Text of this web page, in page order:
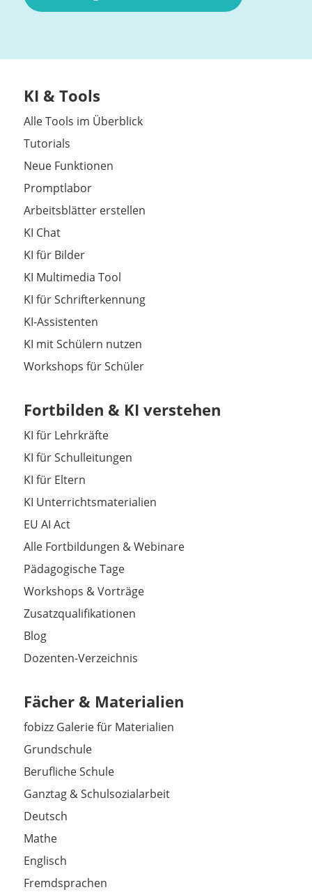
KI & Tools
Alle Tools im Überblick
Tutorials
Neue Funktionen
Promptlabor
Arbeitsblätter erstellen
KI Chat
KI für Bilder
KI Multimedia Tool
KI für Schrifterkennung
KI-Assistenten
KI mit Schülern nutzen
Workshops für Schüler
Fortbilden & KI verstehen
KI für Lehrkräfte
KI für Schulleitungen
KI für Eltern
KI Unterrichtsmaterialien
EU AI Act
Alle Fortbildungen & Webinare
Pädagogische Tage
Workshops & Vorträge
Zusatzqualifikationen
Blog
Dozenten-Verzeichnis
Fächer & Materialien
fobizz Galerie für Materialien
Grundschule
Berufliche Schule
Ganztag & Schulsozialarbeit
Deutsch
Mathe
Englisch
Fremdsprachen